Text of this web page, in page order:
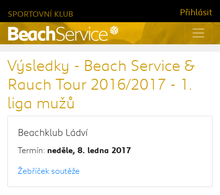
SPORTOVNÍ KLUB Přihlásit
Výsledky - Beach Service &
Rauch Tour 2016/2017 - 1.
liga mužů
Beachklub Ládví
Termín: neděle, 8. ledna 2017
Žebříček soutěže